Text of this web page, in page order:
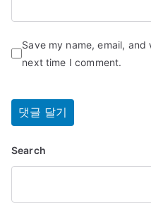
Save my name, email,
next time I comment.
Search